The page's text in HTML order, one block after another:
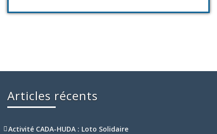
Articles récents
Activité CADA-HUDA : Loto Solidaire